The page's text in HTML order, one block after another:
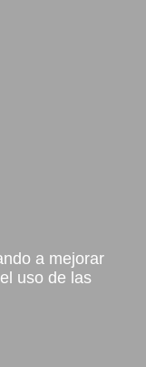
a mejorar
uso de las